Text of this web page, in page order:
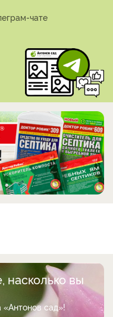
чате
насколько вы
«Антонов сад»!